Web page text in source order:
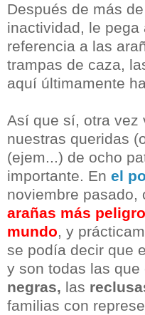
Después de más
inactividad, le
referencia a las
trampas de caza,
aquí últimamente
Así que sí, otra vez
nuestras queridas
(ejem...) de ocho
importante. En el
noviembre pasado,
arañas más
mundo, y
se podía decir que
y son todas las que
negras, las
familias con